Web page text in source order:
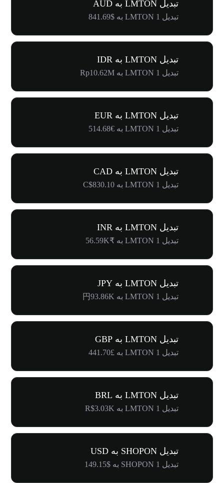
تبدیل LMTON به AUD
تبدیل 1 LMTON به $841.69
تبدیل LMTON به IDR
تبدیل 1 LMTON به Rp10.62M
تبدیل LMTON به EUR
تبدیل 1 LMTON به €514.68
تبدیل LMTON به CAD
تبدیل 1 LMTON به C$830.10
تبدیل LMTON به INR
تبدیل 1 LMTON به ₹56.59K
تبدیل LMTON به JPY
تبدیل 1 LMTON به 円93.86K
تبدیل LMTON به GBP
تبدیل 1 LMTON به £441.70
تبدیل LMTON به BRL
تبدیل 1 LMTON به R$3.03K
تبدیل SHOPON به USD
تبدیل 1 SHOPON به $149.15